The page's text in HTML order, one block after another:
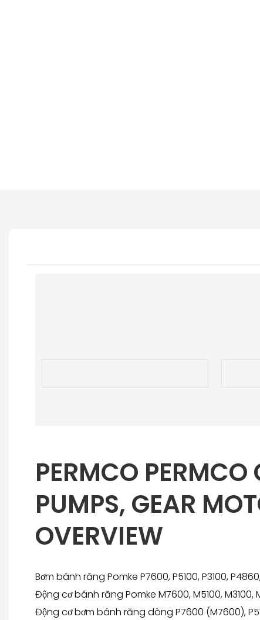
PERMCO PERMCO
PUMPS, GEAR
OVERVIEW
Bơm bánh răng Pomke P7600, P5100, P3100,
Động cơ bánh răng Pomke M7600, M5100, M3100,
Động cơ bơm bánh răng dòng P7600 (M7600),